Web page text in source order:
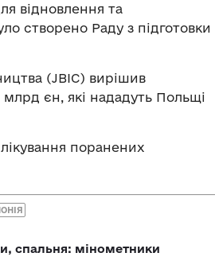
відновлення та
створено Раду з підготовки
(JBIC) вирішив
млрд єн, які нададуть Польщі
поранених
спальня: мінометники